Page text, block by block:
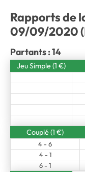
Rapports de
09/09/2020
Partants : 14
Jeu Simple (1 €)
Couplé (1 €)
4 - 6
4 - 1
6 - 1